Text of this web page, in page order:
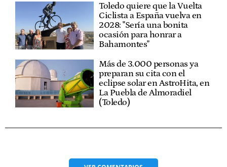
Toledo quiere que la Vuelta
Ciclista a España vuelva en
2028: "Sería una bonita
ocasión para honrar a
Bahamontes"
Más de 3.000 personas ya
preparan su cita con el
eclipse solar en AstroHita, en
La Puebla de Almoradiel
(Toledo)